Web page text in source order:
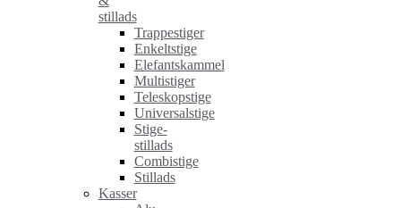
stillads
Trappestiger
Enkeltstige
Elefantskammel
Multistiger
Teleskopstige
Universalstige
Stige-
stillads
Combistige
Stillads
Kasser